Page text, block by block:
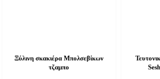
Ξύλινη σκακιέρα Μπολσεβίκων
τζαμπο